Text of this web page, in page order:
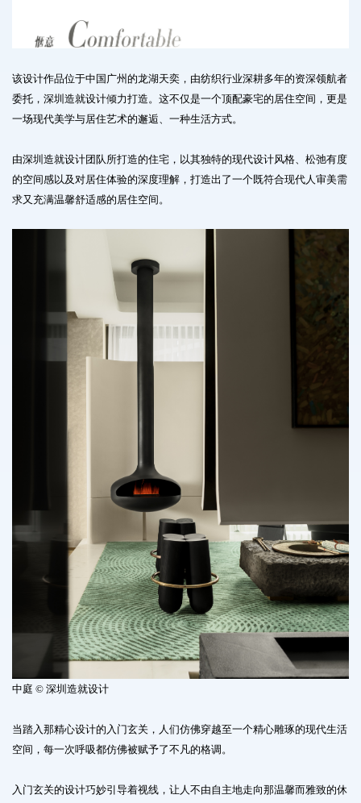
该设计作品位于中国广州的龙湖天奕，由纺织行业深耕多年的资深领航者
委托，深圳造就设计倾力打造。 这不仅是一个顶配豪宅的居住空间，更是
一场现代美学与居住艺术的邂逅、一种生活方式。
由深圳造就设计团队所打造的住宅，以其独特的现代设计风格、松弛有度
的空间感以及对居住体验的深度理解，打造出了一个既符合现代人审美需
求又充满温馨舒适感的居住空间。
中庭 © 深圳造就设计
当踏入那精心设计的入门玄关，人们仿佛穿越至一个精心雕琢的现代生活
空间，每一次呼吸都仿佛被赋予了不凡的格调。
入门玄关的设计巧妙引导着视线，让人不由自主地走向那温馨而雅致的休